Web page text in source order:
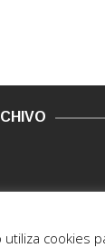
utiliza cookies